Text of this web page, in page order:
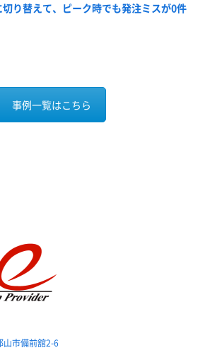
り替えて、ピーク時でも発注ミスが0件
事例一覧はこちら
山市備前舘2-6